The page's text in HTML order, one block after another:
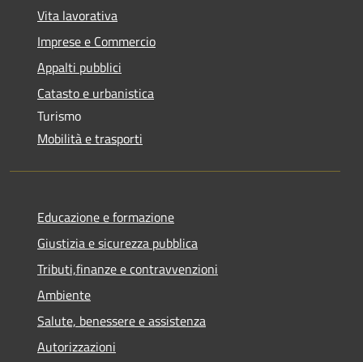
Vita lavorativa
Imprese e Commercio
Appalti pubblici
Catasto e urbanistica
Turismo
Mobilità e trasporti
Educazione e formazione
Giustizia e sicurezza pubblica
Tributi,finanze e contravvenzioni
Ambiente
Salute, benessere e assistenza
Autorizzazioni